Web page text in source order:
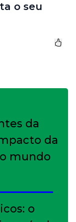
o seu
da
da
mundo
o